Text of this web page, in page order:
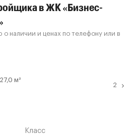
в ЖК «Бизнес-
наличии и ценах по телефону или в
м²
Класс